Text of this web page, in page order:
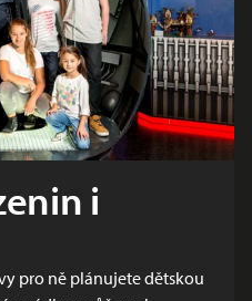
i
pro ně plánujete dětskou